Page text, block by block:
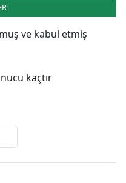
ve kabul etmiş
kaçtır